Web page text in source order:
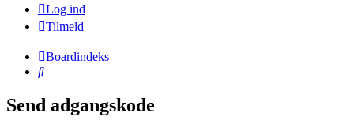
Log ind
Tilmeld
Boardindeks
Søg
Send adgangskode